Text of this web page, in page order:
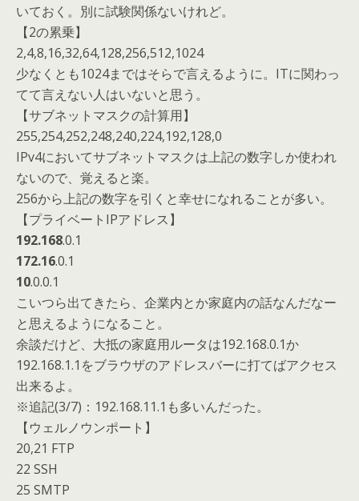
いておく。別に試験関係ないけれど。
【2の累乗】
2,4,8,16,32,64,128,256,512,1024
少なくとも1024まではそらで言えるように。ITに関わっ
てて言えない人はいないと思う。
【サブネットマスクの計算用】
255,254,252,248,240,224,192,128,0
IPv4においてサブネットマスクは上記の数字しか使われ
ないので、覚えると楽。
256から上記の数字を引くと幸せになれることが多い。
【プライベートIPアドレス】
192.168.0.1
172.16.0.1
10.0.0.1
こいつら出てきたら、企業内とか家庭内の話なんだなー
と思えるようになること。
余談だけど、大抵の家庭用ルータは192.168.0.1か
192.168.1.1をブラウザのアドレスバーに打てばアクセス
出来るよ。
※追記(3/7)：192.168.11.1も多いんだった。
【ウェルノウンポート】
20,21 FTP
22 SSH
25 SMTP